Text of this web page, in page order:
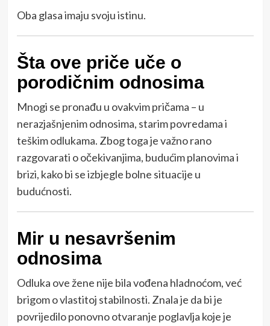
Oba glasa imaju svoju istinu.
Šta ove priče uče o
porodičnim odnosima
Mnogi se pronađu u ovakvim pričama – u
nerazjašnjenim odnosima, starim povredama i
teškim odlukama. Zbog toga je važno rano
razgovarati o očekivanjima, budućim planovima i
brizi, kako bi se izbjegle bolne situacije u
budućnosti.
Mir u nesavršenim
odnosima
Odluka ove žene nije bila vođena hladnoćom, već
brigom o vlastitoj stabilnosti. Znala je da bi je
povrijedilo ponovno otvaranje poglavlja koje je